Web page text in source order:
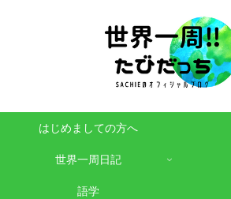
はじめましての方へ
世界一周日記
語学